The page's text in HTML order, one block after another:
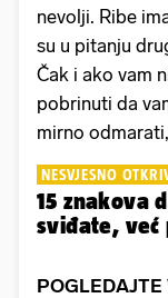
nevolji. Ribe
su u pitanju
Čak i ako vam
pobrinuti da
mirno
NESVJESNO
15 znakova
sviđate, već
POGLEDAJTE